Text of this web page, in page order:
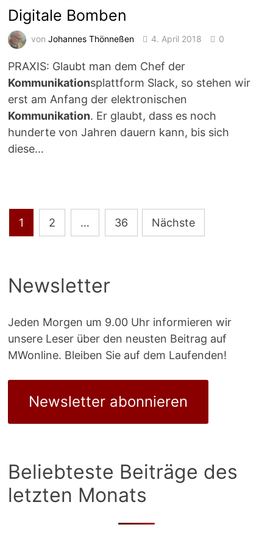
Digitale Bomben
vonJohannes Thönneßen 4. April 2018 0
PRAXIS: Glaubt man dem Chef der
Kommunikationsplattform Slack, so stehen wir
erst am Anfang der elektronischen
Kommunikation. Er glaubt, dass es noch
hunderte von Jahren dauern kann, bis sich
diese…
Seitennummerierung
der
1 2 … 36 Nächste
Newsletter
Jeden Morgen um 9.00 Uhr informieren wir
unsere Leser über den neusten Beitrag auf
MWonline. Bleiben Sie auf dem Laufenden!
Newsletter abonnieren
Beliebteste Beiträge des
letzten Monats